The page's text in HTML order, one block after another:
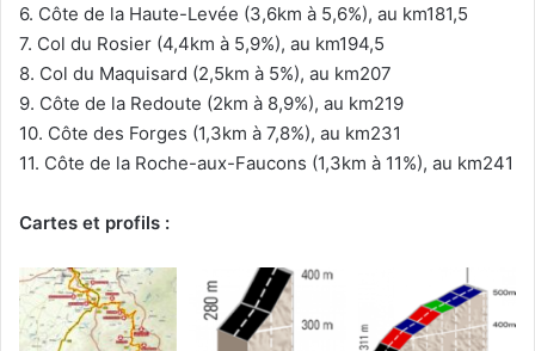
6. Côte de la Haute-Levée (3,6km à 5,6%), au km181,5
7. Col du Rosier (4,4km à 5,9%), au km194,5
8. Col du Maquisard (2,5km à 5%), au km207
9. Côte de la Redoute (2km à 8,9%), au km219
10. Côte des Forges (1,3km à 7,8%), au km231
11. Côte de la Roche-aux-Faucons (1,3km à 11%), au km241
Cartes et profils :